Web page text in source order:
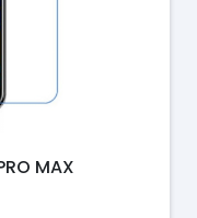
MAX